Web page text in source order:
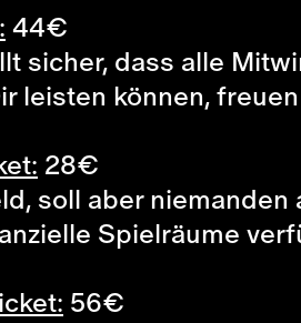
44€
sicher, dass alle
leisten können,
28€
soll aber
Spielräume
56€